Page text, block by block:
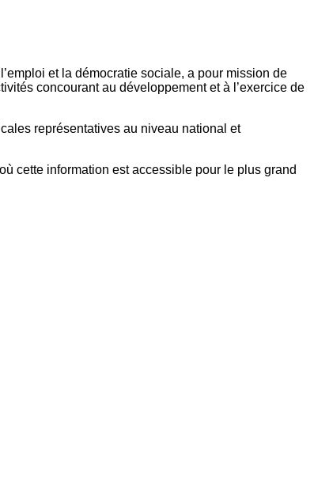
et la démocratie sociale, a pour mission de
concourant au développement et à l’exercice de
représentatives au niveau national et
cette information est accessible pour le plus grand